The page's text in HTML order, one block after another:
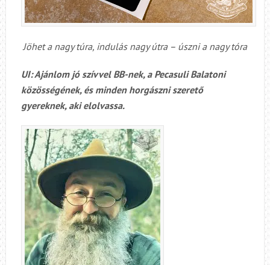
Jöhet a nagy túra, indulás nagy útra – úszni a nagy tóra
UI: Ajánlom jó szívvel BB-nek, a Pecasuli Balatoni
közösségének, és minden horgászni szerető
gyereknek, aki elolvassa.